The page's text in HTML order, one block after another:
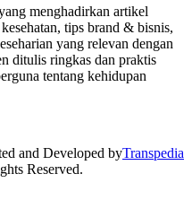
menghadirkan artikel
tips brand & bisnis,
yang relevan dengan
ditulis ringkas dan praktis
tentang kehidupan
and Developed byTranspedia
Reserved.